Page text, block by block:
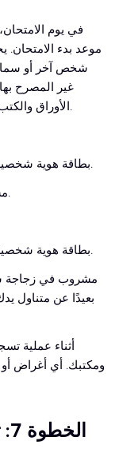
موعد بدء
شخص آخر أو
غير المصرح
الأوراق والكتب والأقلام والدفاتر والأجهزة الإلكترونية الإضافية.
بطاقة هوية شخصية سارية المفعول صادرة عن جهة حكومية.
مشروب في زجاجة شفافة (بدون ملصقات).
بطاقة هوية شخصية سارية المفعول صادرة عن جهة حكومية.
مشروب في زجاجة
بعيدًا عن متناول
أثناء عملية
ومكتبك. أي أغراض
الخطوة 7: تسجيل الدخول وبدء الامتحان